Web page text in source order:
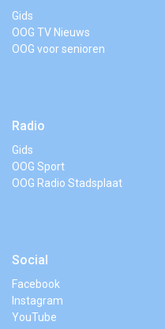
Gids
OOG TV Nieuws
OOG voor senioren
Radio
Gids
OOG Sport
OOG Radio Stadsplaat
Social
Facebook
Instagram
YouTube